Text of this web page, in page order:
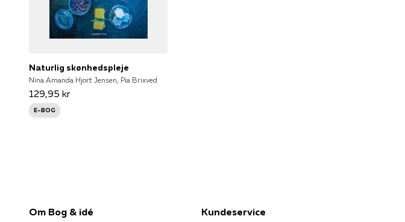
Naturlig skønhedspleje
Nina Amanda Hjort Jensen, Pia Brixved
129,95 kr
E-BOG
Om Bog & idé Kundeservice